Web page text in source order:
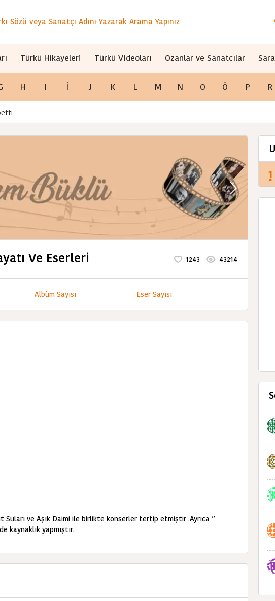
Türkü Hikayeleri Türkü Videoları Ozanlar ve Sanatcılar
H I İ J K L M N O Ö P R
Ve Eserleri 1243 43214
Albüm Sayısı Eser Sayısı
Suları ve Aşık Daimi ile birlikte konserler tertip etmiştir .Ayrıca ”
kaynaklık yapmıştır.
1